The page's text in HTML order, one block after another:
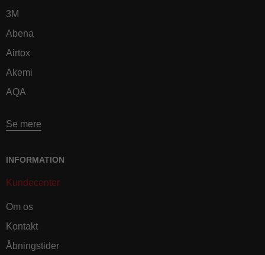
3M
Abena
Airtox
Akemi
AQA
Se mere
INFORMATION
Kundecenter
Om os
Kontakt
Åbningstider